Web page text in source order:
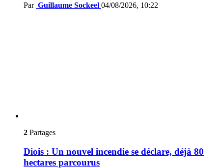
Par Guillaume Sockeel 04/08/2026, 10:22
2 Partages
Diois : Un nouvel incendie se déclare, déjà 80
hectares parcourus